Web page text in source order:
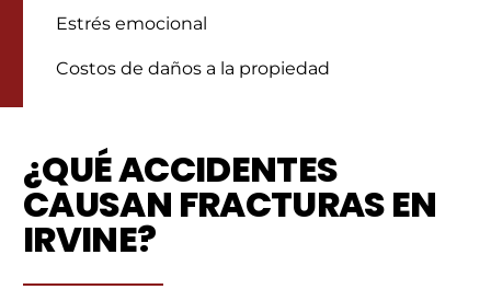
Estrés emocional
Costos de daños a la propiedad
¿QUÉ ACCIDENTES
CAUSAN FRACTURAS EN
IRVINE?